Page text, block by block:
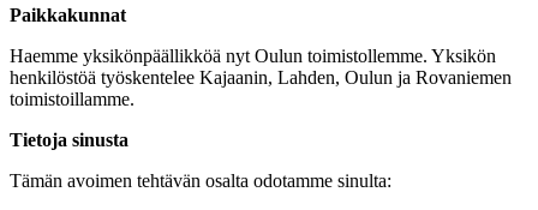
Paikkakunnat
Haemme yksikönpäällikköä nyt Oulun toimistollemme. Yksikön
henkilöstöä työskentelee Kajaanin, Lahden, Oulun ja Rovaniemen
toimistoillamme.
Tietoja sinusta
Tämän avoimen tehtävän osalta odotamme sinulta: